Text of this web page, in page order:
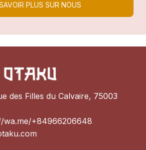
PLUS SUR NOUS
des Filles du Calvaire, 75003
wa.me/+84966206648